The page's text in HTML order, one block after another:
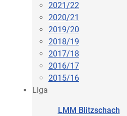
2021/22
2020/21
2019/20
2018/19
2017/18
2016/17
2015/16
Liga
LMM Blitzschach